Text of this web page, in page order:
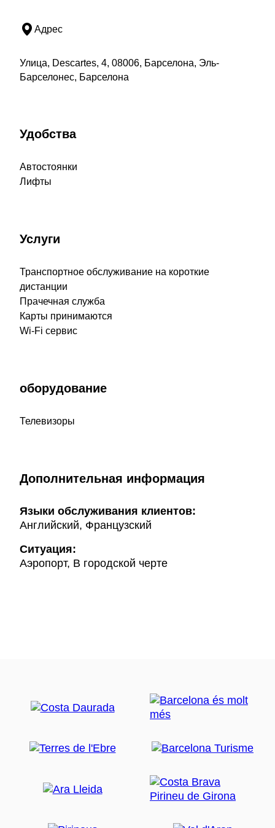
Адрес
Улица, Descartes, 4, 08006, Барселона, Эль-
Барселонес, Барселона
Удобства
Автостоянки
Лифты
Услуги
Транспортное обслуживание на короткие
дистанции
Прачечная служба
Карты принимаются
Wi-Fi сервис
оборудование
Телевизоры
Дополнительная информация
Языки обслуживания клиентов:
Английский, Французский
Ситуация:
Аэропорт, В городской черте